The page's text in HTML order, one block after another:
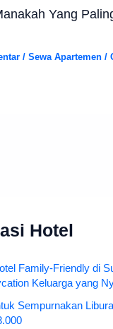
Yang
/Sewa Apartemen /
Hotel
Family-Friendly di
Keluarga yang
Sempurnakan